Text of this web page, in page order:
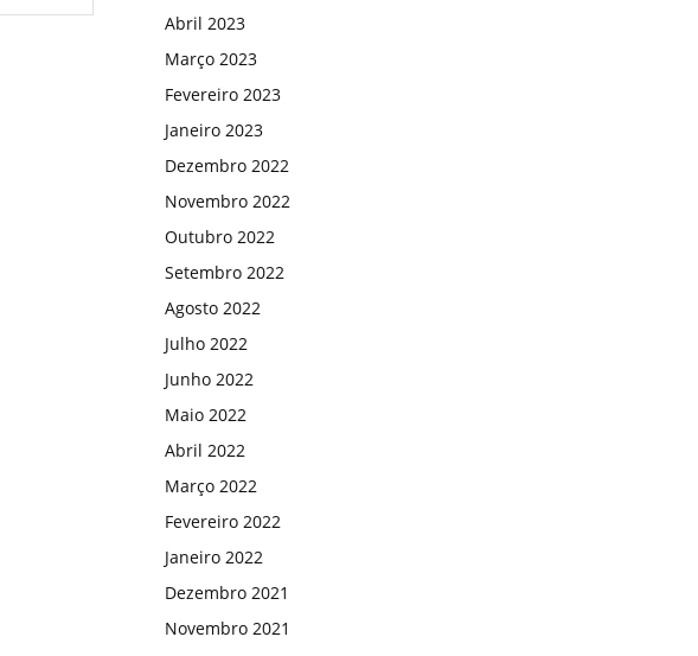
Abril 2023
Março 2023
Fevereiro 2023
Janeiro 2023
Dezembro 2022
Novembro 2022
Outubro 2022
Setembro 2022
Agosto 2022
Julho 2022
Junho 2022
Maio 2022
Abril 2022
Março 2022
Fevereiro 2022
Janeiro 2022
Dezembro 2021
Novembro 2021